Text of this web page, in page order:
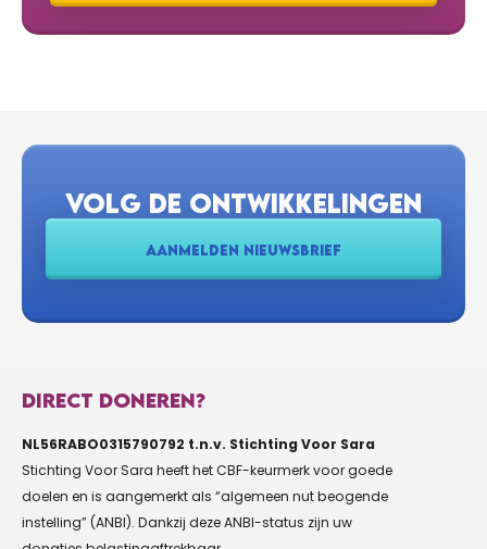
VOLG DE ONTWIKKELINGEN
AANMELDEN NIEUWSBRIEF
DIRECT DONEREN?
NL56RABO0315790792 t.n.v. Stichting Voor Sara
Stichting Voor Sara heeft het CBF-keurmerk voor goede
doelen en is aangemerkt als “algemeen nut beogende
instelling” (ANBI). Dankzij deze ANBI-status zijn uw